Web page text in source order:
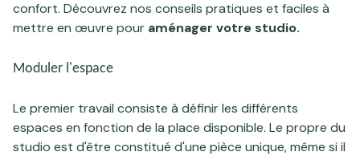
confort. Découvrez nos conseils pratiques et faciles à
mettre en œuvre pour aménager votre studio.
Moduler l'espace
Le premier travail consiste à définir les différents
espaces en fonction de la place disponible. Le propre du
studio est d'être constitué d'une pièce unique, même si il